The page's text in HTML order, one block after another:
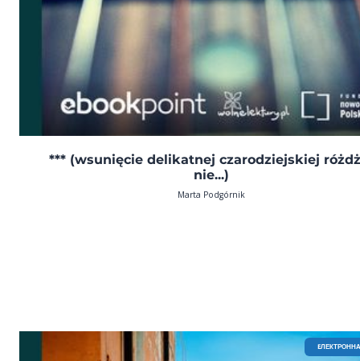
*** (wsunięcie delikatnej czarodziejskiej
nie...)
Marta Podgórnik